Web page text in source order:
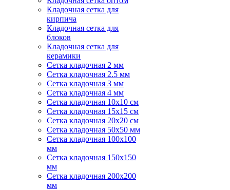
Кладочная сетка для
кирпича
Кладочная сетка для
блоков
Кладочная сетка для
керамики
Сетка кладочная 2 мм
Сетка кладочная 2.5 мм
Сетка кладочная 3 мм
Сетка кладочная 4 мм
Сетка кладочная 10x10 см
Сетка кладочная 15x15 см
Сетка кладочная 20x20 см
Сетка кладочная 50x50 мм
Сетка кладочная 100x100
мм
Сетка кладочная 150x150
мм
Сетка кладочная 200x200
мм